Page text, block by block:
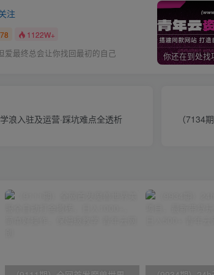
注
78 1122W+
爱最终总会让你找回最初的自己
浪入驻及运营·踩坑难点全透析
（7134